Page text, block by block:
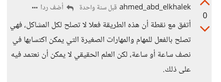
0
ahmed_abd_elkhalek قبل سنة واحدة أضف ردا
أتفق مع نقطة أن هذه الطريقة فعلا لا تصلح لكل المشاكل، فهي
تصلح بالفعل للمهام والمهارات الصغيرة التي يمكن اكتسابها في
نصف ساعة أو ساعة، لكن العلم الحقيقي لا يمكن أن نعتمد فيه
على ذلك.